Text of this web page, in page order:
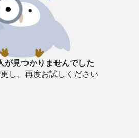
が見つかりませんでした
し、再度お試しください